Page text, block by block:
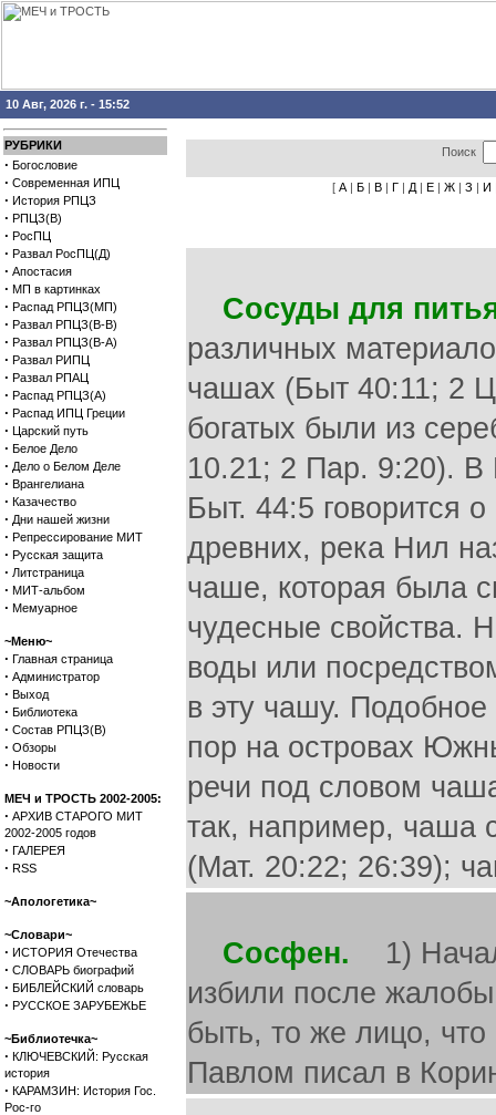
10 Авг, 2026 г. - 15:52
РУБРИКИ
· Богословие
· Современная ИПЦ
· История РПЦЗ
· РПЦЗ(В)
· РосПЦ
· Развал РосПЦ(Д)
· Апостасия
· МП в картинках
· Распад РПЦЗ(МП)
· Развал РПЦЗ(В-В)
· Развал РПЦЗ(В-А)
· Развал РИПЦ
· Развал РПАЦ
· Распад РПЦЗ(А)
· Распад ИПЦ Греции
· Царский путь
· Белое Дело
· Дело о Белом Деле
· Врангелиана
· Казачество
· Дни нашей жизни
· Репрессирование МИТ
· Русская защита
· Литстраница
· МИТ-альбом
· Мемуарное
~Меню~
· Главная страница
· Администратор
· Выход
· Библиотека
· Состав РПЦЗ(В)
· Обзоры
· Новости
МЕЧ и ТРОСТЬ 2002-2005:
· АРХИВ СТАРОГО МИТ
2002-2005 годов
· ГАЛЕРЕЯ
· RSS
~Апологетика~
~Словари~
· ИСТОРИЯ Отечества
· СЛОВАРЬ биографий
· БИБЛЕЙСКИЙ словарь
· РУССКОЕ ЗАРУБЕЖЬЕ
~Библиотечка~
· КЛЮЧЕВСКИЙ: Русская
история
· КАРАМЗИН: История Гос.
Рос-го
Поиск
[ А | Б | В | Г | Д | Е | Ж | З | И
Сосуды для
различных
чашах (Быт 40:11; 2
богатых были из
10.21; 2 Пар. 9:20). В
Быт. 44:5 говорится
древних, река Нил
чаше, которая была
чудесные свойства.
воды или
в эту чашу.
пор на островах
речи под словом
так, например, чаша
(Мат. 20:22; 26:39);
Сосфен. 1)
избили после
быть, то же лицо,
Павлом писал в